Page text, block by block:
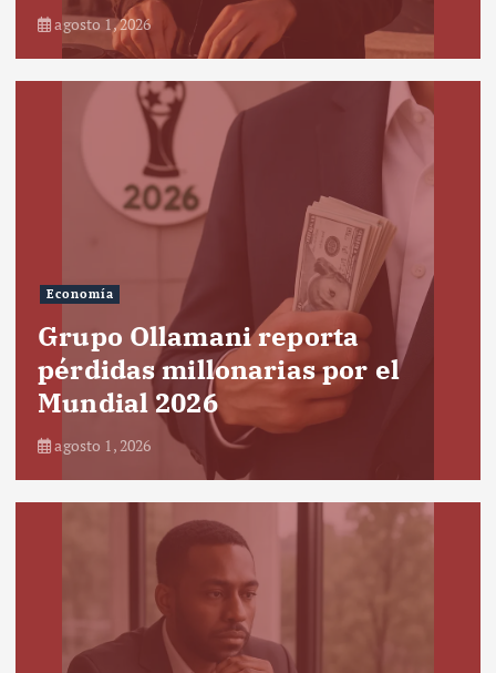
agosto 1, 2026
Economía
Grupo Ollamani reporta
pérdidas millonarias por el
Mundial 2026
agosto 1, 2026